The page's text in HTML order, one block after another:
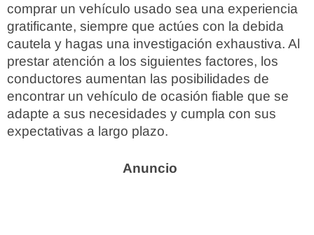
comprar un vehículo usado sea una experiencia
gratificante, siempre que actúes con la debida
cautela y hagas una investigación exhaustiva. Al
prestar atención a los siguientes factores, los
conductores aumentan las posibilidades de
encontrar un vehículo de ocasión fiable que se
adapte a sus necesidades y cumpla con sus
expectativas a largo plazo.